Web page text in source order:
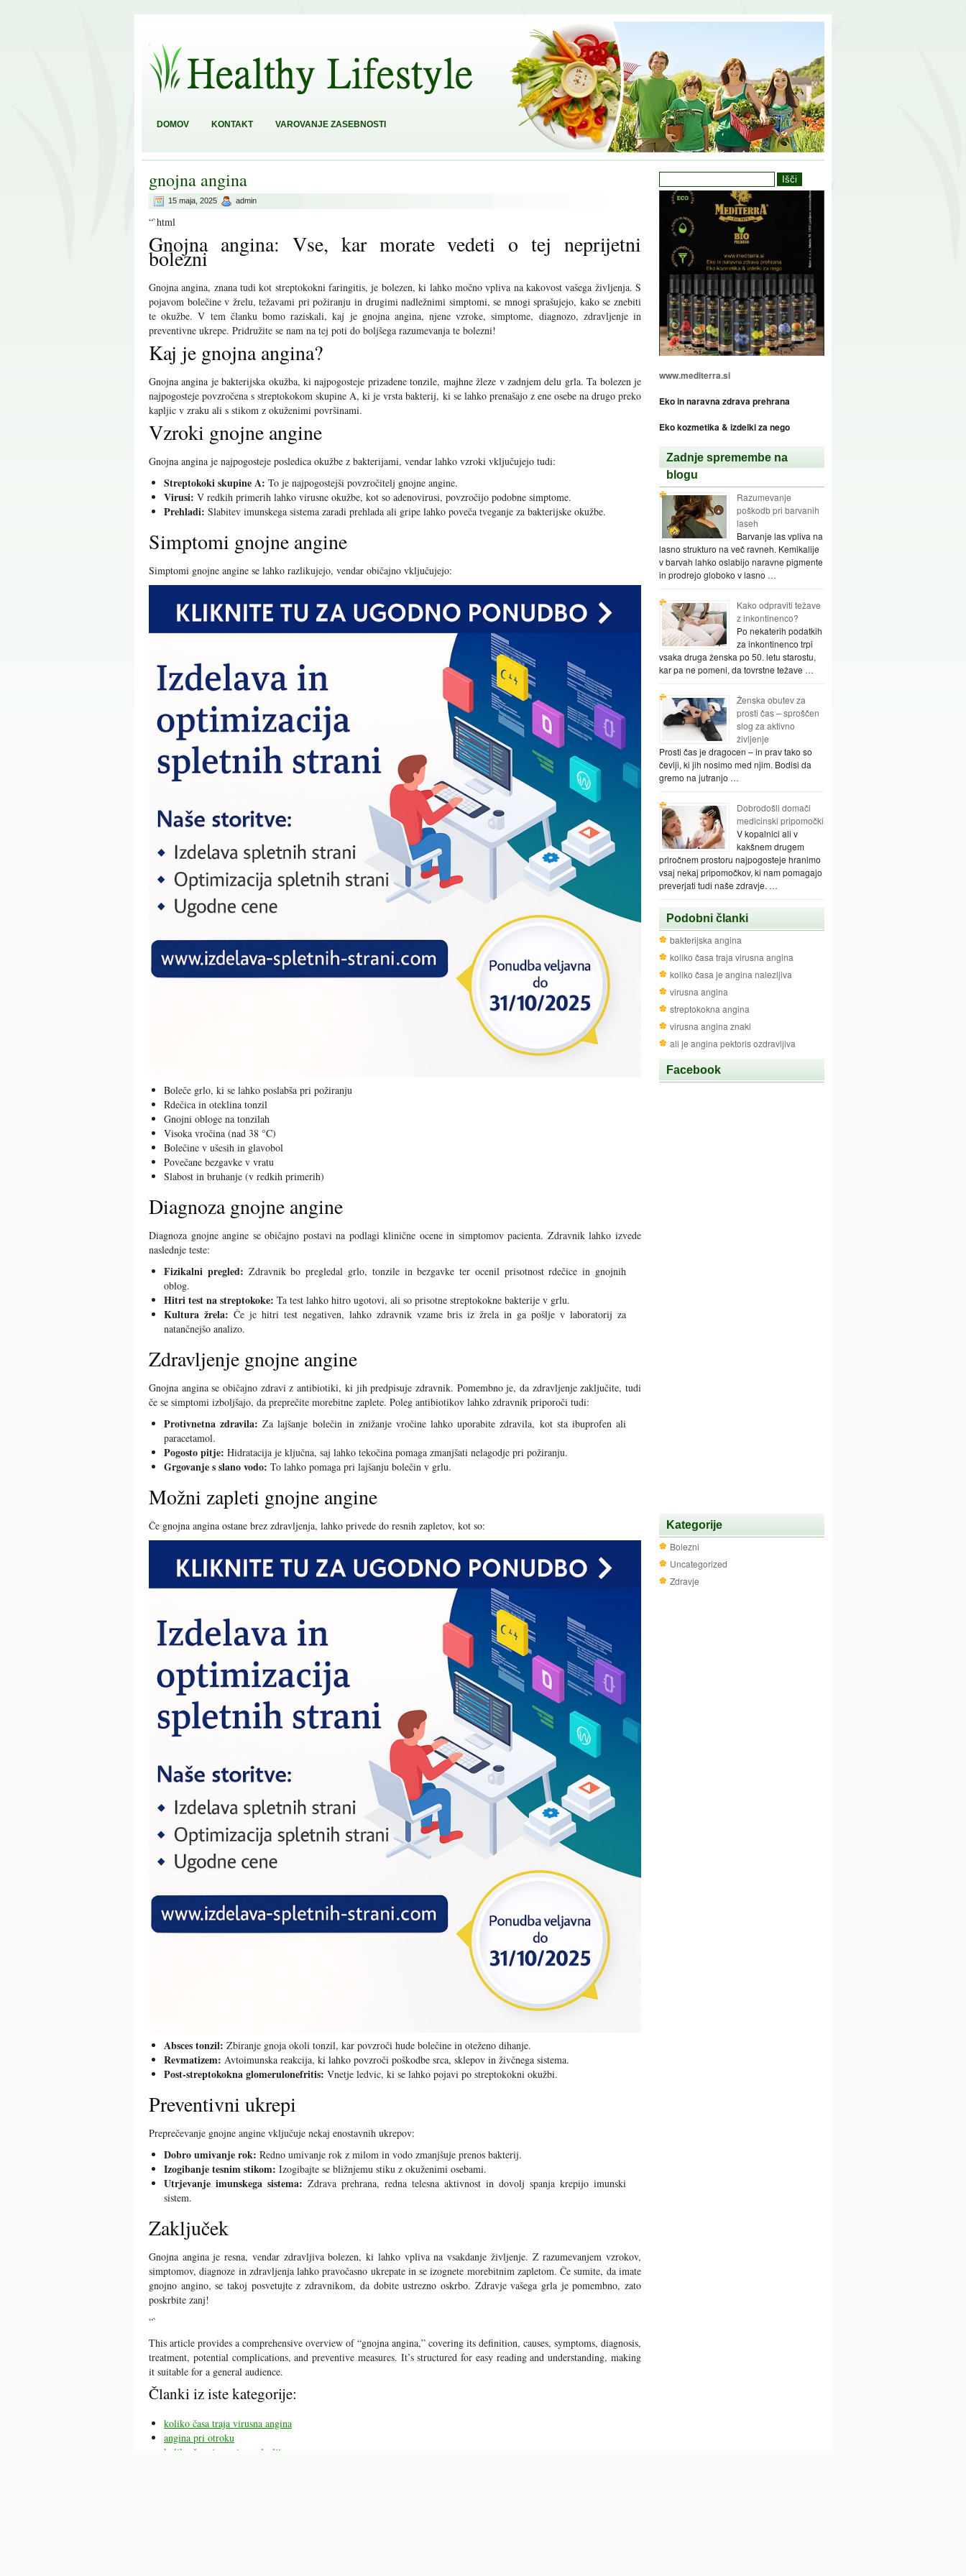
DOMOV KONTAKT VAROVANJE ZASEBNOSTI
gnojna angina
15 maja, 2025 admin
“`html
Gnojna angina: Vse, kar morate vedeti o tej neprijetni
bolezni
Gnojna angina, znana tudi kot streptokokni faringitis, je bolezen, ki lahko močno vpliva na kakovost vašega življenja. S
pojavom bolečine v žrelu, težavami pri požiranju in drugimi nadležnimi simptomi, se mnogi sprašujejo, kako se znebiti
te okužbe. V tem članku bomo raziskali, kaj je gnojna angina, njene vzroke, simptome, diagnozo, zdravljenje in
preventivne ukrepe. Pridružite se nam na tej poti do boljšega razumevanja te bolezni!
Kaj je gnojna angina?
Gnojna angina je bakterijska okužba, ki najpogosteje prizadene tonzile, majhne žleze v zadnjem delu grla. Ta bolezen je
najpogosteje povzročena s streptokokom skupine A, ki je vrsta bakterij, ki se lahko prenašajo z ene osebe na drugo preko
kapljic v zraku ali s stikom z okuženimi površinami.
Vzroki gnojne angine
Gnojna angina je najpogosteje posledica okužbe z bakterijami, vendar lahko vzroki vključujejo tudi:
Streptokoki skupine A: To je najpogostejši povzročitelj gnojne angine.
Virusi: V redkih primerih lahko virusne okužbe, kot so adenovirusi, povzročijo podobne simptome.
Prehladi: Slabitev imunskega sistema zaradi prehlada ali gripe lahko poveča tveganje za bakterijske okužbe.
Simptomi gnojne angine
Simptomi gnojne angine se lahko razlikujejo, vendar običajno vključujejo:
Boleče grlo, ki se lahko poslabša pri požiranju
Rdečica in oteklina tonzil
Gnojni obloge na tonzilah
Visoka vročina (nad 38 °C)
Bolečine v ušesih in glavobol
Povečane bezgavke v vratu
Slabost in bruhanje (v redkih primerih)
Diagnoza gnojne angine
Diagnoza gnojne angine se običajno postavi na podlagi klinične ocene in simptomov pacienta. Zdravnik lahko izvede
naslednje teste:
Fizikalni pregled: Zdravnik bo pregledal grlo, tonzile in bezgavke ter ocenil prisotnost rdečice in gnojnih
oblog.
Hitri test na streptokoke: Ta test lahko hitro ugotovi, ali so prisotne streptokokne bakterije v grlu.
Kultura žrela: Če je hitri test negativen, lahko zdravnik vzame bris iz žrela in ga pošlje v laboratorij za
natančnejšo analizo.
Zdravljenje gnojne angine
Gnojna angina se običajno zdravi z antibiotiki, ki jih predpisuje zdravnik. Pomembno je, da zdravljenje zaključite, tudi
če se simptomi izboljšajo, da preprečite morebitne zaplete. Poleg antibiotikov lahko zdravnik priporoči tudi:
Protivnetna zdravila: Za lajšanje bolečin in znižanje vročine lahko uporabite zdravila, kot sta ibuprofen ali
paracetamol.
Pogosto pitje: Hidratacija je ključna, saj lahko tekočina pomaga zmanjšati nelagodje pri požiranju.
Grgovanje s slano vodo: To lahko pomaga pri lajšanju bolečin v grlu.
Možni zapleti gnojne angine
Če gnojna angina ostane brez zdravljenja, lahko privede do resnih zapletov, kot so:
Absces tonzil: Zbiranje gnoja okoli tonzil, kar povzroči hude bolečine in oteženo dihanje.
Revmatizem: Avtoimunska reakcija, ki lahko povzroči poškodbe srca, sklepov in živčnega sistema.
Post-streptokokna glomerulonefritis: Vnetje ledvic, ki se lahko pojavi po streptokokni okužbi.
Preventivni ukrepi
Preprečevanje gnojne angine vključuje nekaj enostavnih ukrepov:
Dobro umivanje rok: Redno umivanje rok z milom in vodo zmanjšuje prenos bakterij.
Izogibanje tesnim stikom: Izogibajte se bližnjemu stiku z okuženimi osebami.
Utrjevanje imunskega sistema: Zdrava prehrana, redna telesna aktivnost in dovolj spanja krepijo imunski
sistem.
Zaključek
Gnojna angina je resna, vendar zdravljiva bolezen, ki lahko vpliva na vsakdanje življenje. Z razumevanjem vzrokov,
simptomov, diagnoze in zdravljenja lahko pravočasno ukrepate in se izognete morebitnim zapletom. Če sumite, da imate
gnojno angino, se takoj posvetujte z zdravnikom, da dobite ustrezno oskrbo. Zdravje vašega grla je pomembno, zato
poskrbite zanj!
“`
This article provides a comprehensive overview of “gnojna angina,” covering its definition, causes, symptoms, diagnosis,
treatment, potential complications, and preventive measures. It’s structured for easy reading and understanding, making
it suitable for a general audience.
Članki iz iste kategorije:
koliko časa traja virusna angina
angina pri otroku
koliko časa je angina nalezljiva
www.mediterra.si
Eko in naravna zdrava prehrana
Eko kozmetika & izdelki za nego
Zadnje spremembe na
blogu
Razumevanje
poškodb pri barvanih
laseh
Barvanje las vpliva na
lasno strukturo na več ravneh. Kemikalije
v barvah lahko oslabijo naravne pigmente
in prodrejo globoko v lasno …
Kako odpraviti težave
z inkontinenco?
Po nekaterih podatkih
za inkontinenco trpi
vsaka druga ženska po 50. letu starostu,
kar pa ne pomeni, da tovrstne težave …
Ženska obutev za
prosti čas – sproščen
slog za aktivno
življenje
Prosti čas je dragocen – in prav tako so
čevlji, ki jih nosimo med njim. Bodisi da
gremo na jutranjo …
Dobrodošli domači
medicinski pripomočki
V kopalnici ali v
kakšnem drugem
priročnem prostoru najpogosteje hranimo
vsaj nekaj pripomočkov, ki nam pomagajo
preverjati tudi naše zdravje. …
Podobni članki
bakterijska angina
koliko časa traja virusna angina
koliko časa je angina nalezljiva
virusna angina
streptokokna angina
virusna angina znaki
ali je angina pektoris ozdravljiva
Facebook
Kategorije
Bolezni
Uncategorized
Zdravje